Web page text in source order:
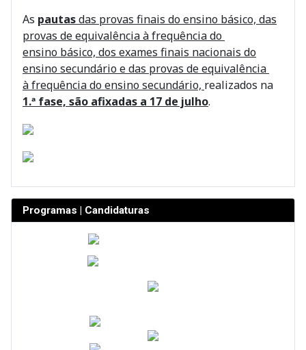
As pautasdas provas finais do ensino básico, das
provas de equivalência à frequência do
ensino básico, dos exames finais nacionais do
ensino secundário e das provas de equivalência
à frequência do ensino secundário, realizados na
1.ª fase, são afixadas a 17 de julho.
Programas | Candidaturas